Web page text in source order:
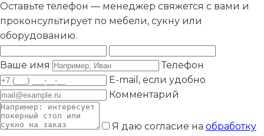
Оставьте телефон — менеджер свяжется с вами и
проконсультирует по мебели, сукну или
оборудованию.
Ваше имя
Телефон
E-mail, если удобно
Комментарий
Я даю согласие на обработку